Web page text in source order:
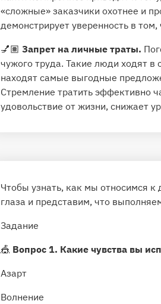
«сложные» заказчики охотнее и
демонстрирует уверенность в том,
💅🏽 Запрет на личные траты.
чужого труда. Такие люди ходят в
находят самые выгодные
Стремление тратить эффективно
удовольствие от жизни, снижает
Чтобы узнать, как мы относимся к
глаза и представим, что
Задание
🎪 Вопрос 1. Какие чувства вы
Азарт
Волнение